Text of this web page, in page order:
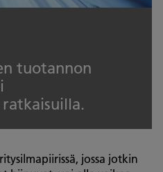
tuotannon
jossa jotkin